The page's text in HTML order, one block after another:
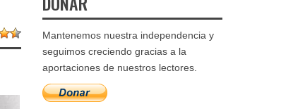
Mantenemos nuestra independencia y
seguimos creciendo gracias a la
aportaciones de nuestros lectores.